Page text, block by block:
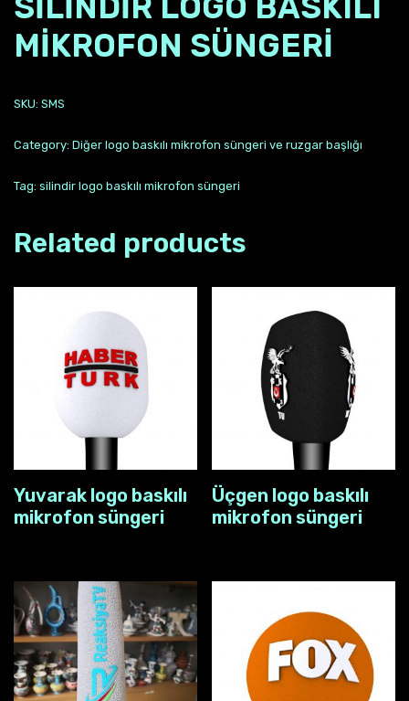
MIKROFON SÜNGERI
SKU: SMS
Category: Diğer logo baskılı mikrofon süngeri ve ruzgar başlığı
Tag: silindir logo baskılı mikrofon süngeri
Related products
Yuvarak logo baskılı
mikrofon süngeri
Üçgen logo baskılı
mikrofon süngeri